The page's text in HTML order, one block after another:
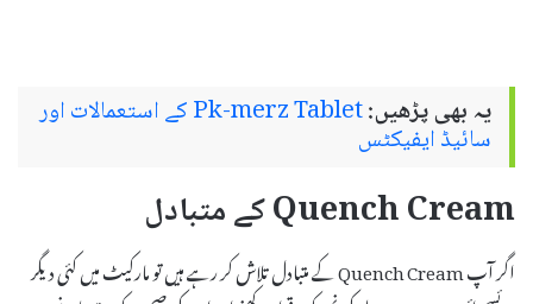
یہ بھی پڑھیں: Pk-merz Tablet کے استعمالات اور
سائیڈ ایفیکٹس
Quench Cream کے متبادل
اگر آپ Quench Cream کے متبادل تلاش کر رہے ہیں تو مارکیٹ میں کئی دیگر